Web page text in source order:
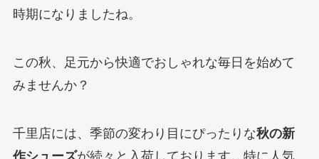
時期になりましたね。
この秋、足元から快適でおしゃれな毎日を始めて
みませんか？
千里店には、季節の変わり目にぴったりな秋の新